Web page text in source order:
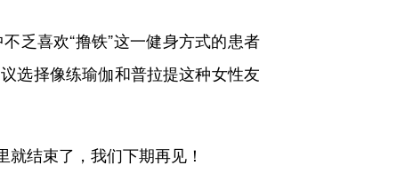
乏喜欢“撸铁”这一健身方式的患者
选择像练瑜伽和普拉提这种女性友
结束了，我们下期再见！